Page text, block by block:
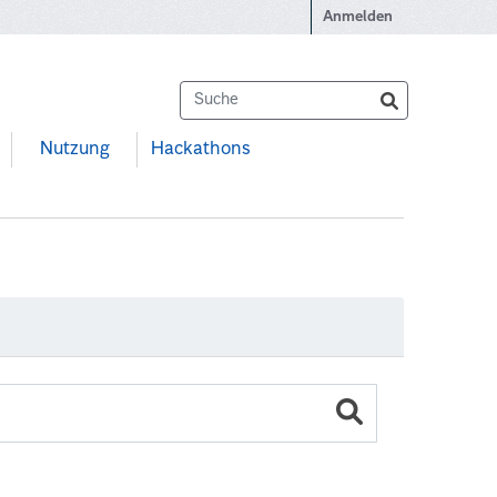
Anmelden
Nutzung Hackathons